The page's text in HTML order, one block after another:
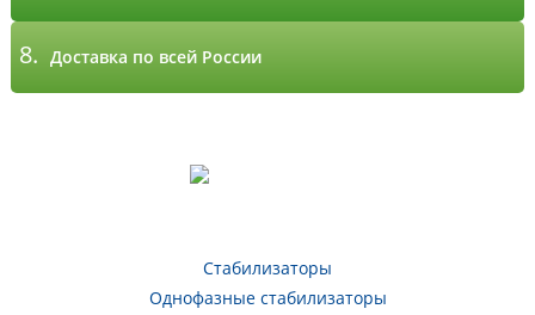
8. Доставка по всей России
Стабилизаторы
Однофазные стабилизаторы